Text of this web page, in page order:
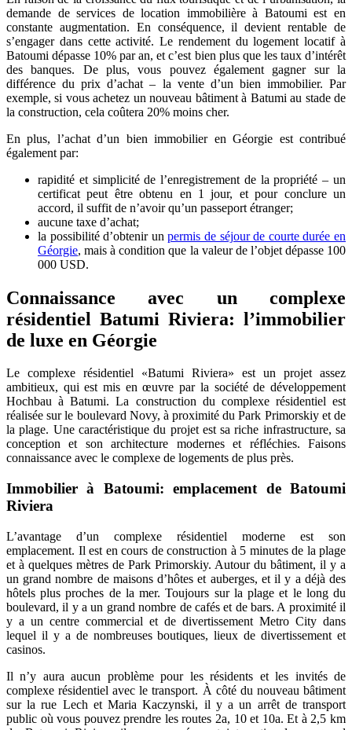
demande de services de location immobilière à Batoumi est en
constante augmentation. En conséquence, il devient rentable de
s’engager dans cette activité. Le rendement du logement locatif à
Batoumi dépasse 10% par an, et c’est bien plus que les taux d’intérêt
des banques. De plus, vous pouvez également gagner sur la
différence du prix d’achat – la vente d’un bien immobilier. Par
exemple, si vous achetez un nouveau bâtiment à Batumi au stade de
la construction, cela coûtera 20% moins cher.
En plus, l’achat d’un bien immobilier en Géorgie est contribué
également par:
rapidité et simplicité de l’enregistrement de la propriété – un
certificat peut être obtenu en 1 jour, et pour conclure un
accord, il suffit de n’avoir qu’un passeport étranger;
aucune taxe d’achat;
la possibilité d’obtenir unpermis de séjour de courte durée en
Géorgie, mais à condition que la valeur de l’objet dépasse 100
000 USD.
Connaissance avec un complexe
résidentiel Batumi Riviera: l’immobilier
de luxe en Géorgie
Le complexe résidentiel «Batumi Riviera» est un projet assez
ambitieux, qui est mis en œuvre par la société de développement
Hochbau à Batumi. La construction du complexe résidentiel est
réalisée sur le boulevard Novy, à proximité du Park Primorskiy et de
la plage. Une caractéristique du projet est sa riche infrastructure, sa
conception et son architecture modernes et réfléchies. Faisons
connaissance avec le complexe de logements de plus près.
Immobilier à Batoumi: emplacement de Batoumi
Riviera
L’avantage d’un complexe résidentiel moderne est son
emplacement. Il est en cours de construction à 5 minutes de la plage
et à quelques mètres de Park Primorskiy. Autour du bâtiment, il y a
un grand nombre de maisons d’hôtes et auberges, et il y a déjà des
hôtels plus proches de la mer. Toujours sur la plage et le long du
boulevard, il y a un grand nombre de cafés et de bars. A proximité il
y a un centre commercial et de divertissement Metro City dans
lequel il y a de nombreuses boutiques, lieux de divertissement et
casinos.
Il n’y aura aucun problème pour les résidents et les invités de
complexe résidentiel avec le transport. À côté du nouveau bâtiment
sur la rue Lech et Maria Kaczynski, il y a un arrêt de transport
public où vous pouvez prendre les routes 2a, 10 et 10a. Et à 2,5 km